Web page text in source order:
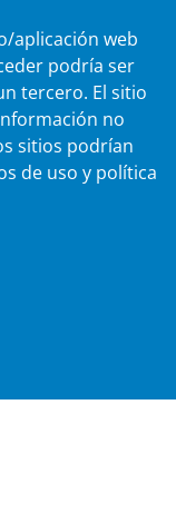
aplicación web
podría ser
tercero. El sitio
no
sitios podrían
de uso y política